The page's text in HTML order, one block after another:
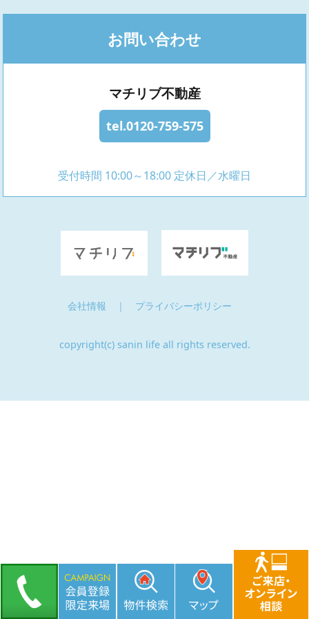
お問い合わせ
マチリブ不動産
tel.0120-759-575
受付時間 10:00～18:00 定休日／水曜日
会社情報 ｜ プライバシーポリシー
copyright(c) sanin life all rights reserved.